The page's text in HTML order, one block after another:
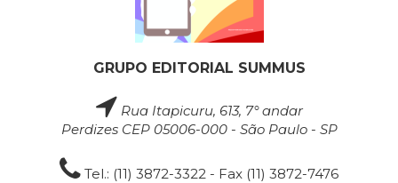
GRUPO EDITORIAL SUMMUS
Rua Itapicuru, 613, 7° andar
Perdizes CEP 05006-000 - São Paulo - SP
Tel.: (11) 3872-3322 - Fax (11) 3872-7476